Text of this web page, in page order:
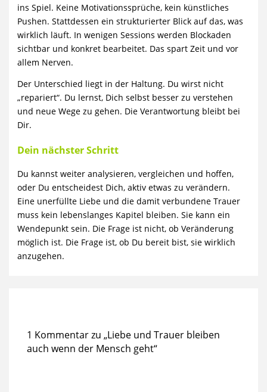
ins Spiel. Keine Motivationssprüche, kein künstliches
Pushen. Stattdessen ein strukturierter Blick auf das, was
wirklich läuft. In wenigen Sessions werden Blockaden
sichtbar und konkret bearbeitet. Das spart Zeit und vor
allem Nerven.
Der Unterschied liegt in der Haltung. Du wirst nicht
„repariert“. Du lernst, Dich selbst besser zu verstehen
und neue Wege zu gehen. Die Verantwortung bleibt bei
Dir.
Dein nächster Schritt
Du kannst weiter analysieren, vergleichen und hoffen,
oder Du entscheidest Dich, aktiv etwas zu verändern.
Eine unerfüllte Liebe und die damit verbundene Trauer
muss kein lebenslanges Kapitel bleiben. Sie kann ein
Wendepunkt sein. Die Frage ist nicht, ob Veränderung
möglich ist. Die Frage ist, ob Du bereit bist, sie wirklich
anzugehen.
1 Kommentar zu „Liebe und Trauer bleiben
auch wenn der Mensch geht“